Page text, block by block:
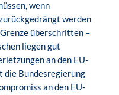
wenn
werden
überschritten –
liegen gut
an den EU-
die Bundesregierung
an den EU-